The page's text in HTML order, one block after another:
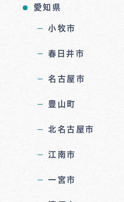
愛知県
小牧市
春日井市
名古屋市
豊山町
北名古屋市
江南市
一宮市